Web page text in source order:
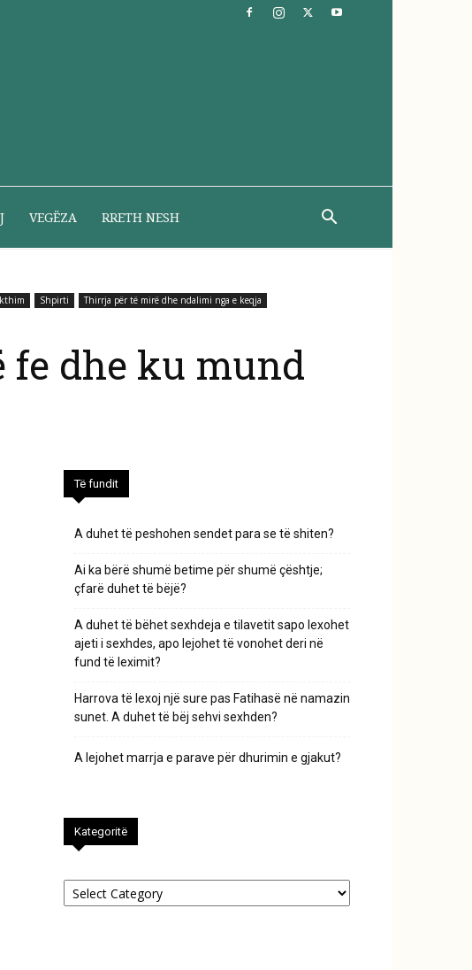
VEGËZA RRETH NESH
Shpirti
Thirrja për të mirë dhe ndalimi nga e keqja
fe dhe ku mund
Të fundit
A duhet të peshohen sendet para se të shiten?
Ai ka bërë shumë betime për shumë çështje;
çfarë duhet të bëjë?
A duhet të bëhet sexhdeja e tilavetit sapo lexohet
ajeti i sexhdes, apo lejohet të vonohet deri në
fund të leximit?
Harrova të lexoj një sure pas Fatihasë në namazin
sunet. A duhet të bëj sehvi sexhden?
A lejohet marrja e parave për dhurimin e gjakut?
Kategoritë
Kategoritë